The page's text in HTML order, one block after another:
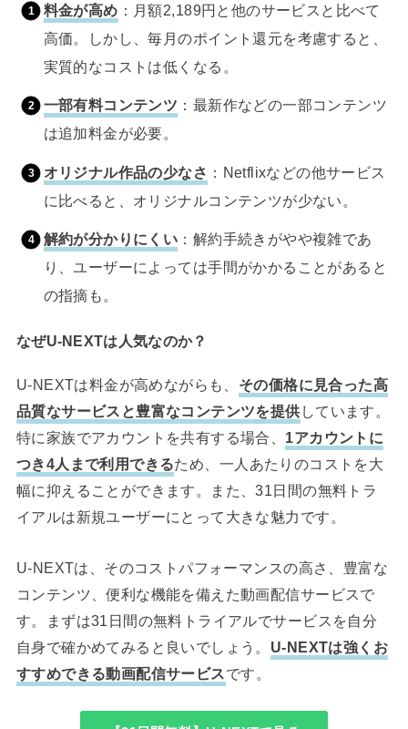
料金が高め ：月額2,189円と他のサービスと比べて
高価。しかし、毎月のポイント還元を考慮すると、
実質的なコストは低くなる。
一部有料コンテンツ ：最新作などの一部コンテンツ
は追加料金が必要。
オリジナル作品の少なさ ：Netflixなどの他サービス
に比べると、オリジナルコンテンツが少ない。
解約が分かりにくい ：解約手続きがやや複雑であ
り、ユーザーによっては手間がかかることがあると
の指摘も。
なぜU-NEXTは人気なのか？
U-NEXTは料金が高めながらも、 その価格に見合った高
品質なサービスと豊富なコンテンツを提供 しています。
特に家族でアカウントを共有する場合、 1アカウントに
つき4人まで利用できるため、一人あたりのコストを大
幅に抑えることができます。また、31日間の無料トラ
イアルは新規ユーザーにとって大きな魅力です。
U-NEXTは、そのコストパフォーマンスの高さ、豊富な
コンテンツ、便利な機能を備えた動画配信サービスで
す。まずは31日間の無料トライアルでサービスを自分
自身で確かめてみると良いでしょう。 U-NEXTは強くお
すすめできる動画配信サービスです。